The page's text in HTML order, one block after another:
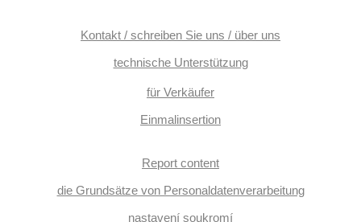
Kontakt / schreiben Sie uns / über uns
technische Unterstützung
für Verkäufer
Einmalinsertion
Report content
die Grundsätze von Personaldatenverarbeitung
nastavení soukromí